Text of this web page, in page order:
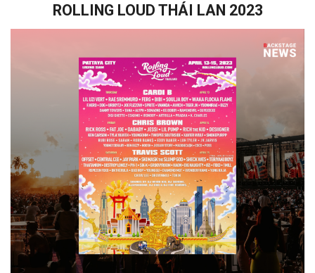
ROLLING LOUD THÁI LAN 2023